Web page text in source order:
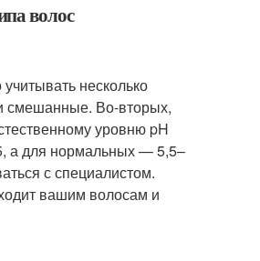
волос
несколько
смешанные. Во-вторых,
уровню pH
а для нормальных — 5,5–
с специалистом.
вашим волосам и